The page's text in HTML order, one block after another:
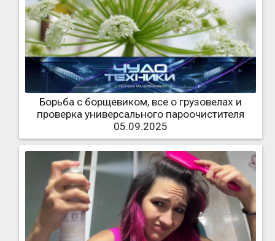
Борьба с борщевиком, все о грузовелах и
проверка универсального пароочистителя
05.09.2025